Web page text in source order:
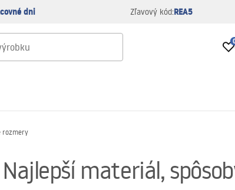
dni Zľavový kód:REA5
rozmery
materiál,